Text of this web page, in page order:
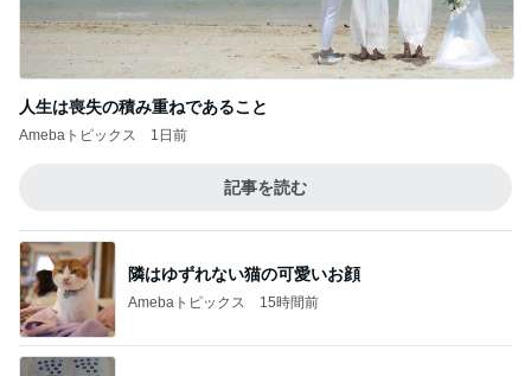
人生は喪失の積み重ねであること
Amebaトピックス 1日前
記事を読む
隣はゆずれない猫の可愛いお顔
Amebaトピックス 15時間前